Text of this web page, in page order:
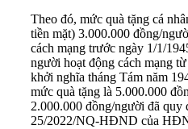
Theo đó, mức quà tặng cá
tiền mặt) 3.000.000 đồng/
cách mạng trước ngày 1/1/
người hoạt động cách mạng
khởi nghĩa tháng Tám năm
mức quà tặng là 5.000.000
2.000.000 đồng/người đã quy
25/2022/NQ-HĐND của